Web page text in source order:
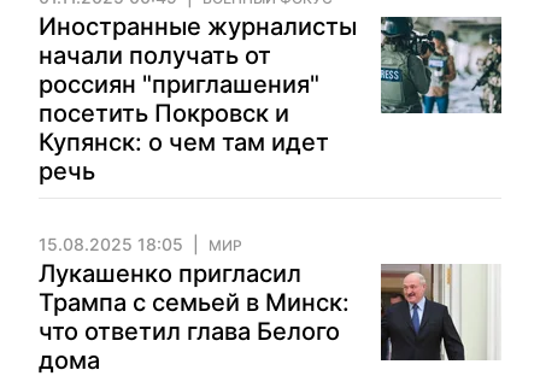
Иностранные журналисты
начали получать от
россиян "приглашения"
посетить Покровск и
Купянск: о чем там идет
речь
15.08.2025 18:05 МИР
Лукашенко пригласил
Трампа с семьей в Минск:
что ответил глава Белого
дома